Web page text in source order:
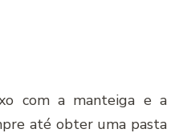
com a manteiga e a
até obter uma pasta